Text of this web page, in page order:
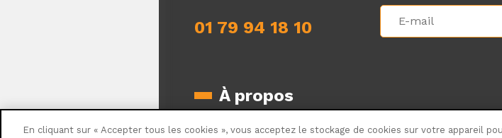
01 79 94 18 10
À propos
En cliquant sur « Accepter tous les cookies », vous acceptez le stockage de cookies sur votre appareil